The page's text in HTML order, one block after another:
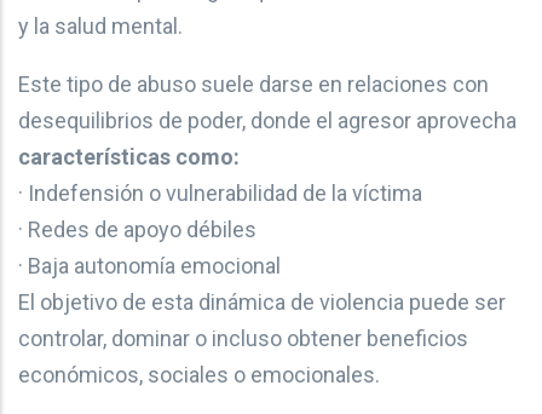
y la salud mental.
Este tipo de abuso suele darse en relaciones con
desequilibrios de poder, donde el agresor aprovecha
características como:
· Indefensión o vulnerabilidad de la víctima
· Redes de apoyo débiles
· Baja autonomía emocional
El objetivo de esta dinámica de violencia puede ser
controlar, dominar o incluso obtener beneficios
económicos, sociales o emocionales.